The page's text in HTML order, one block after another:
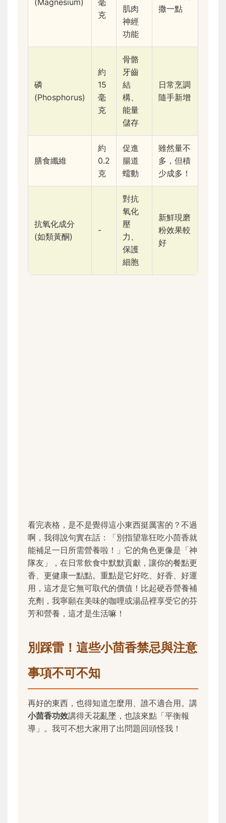
克
肌肉
神經
功能
撒一點
磷
(Phosphorus)
約
15
毫
克
骨骼
牙齒
結
構、
能量
儲存
日常烹調
隨手新增
膳食纖維
約
0.2
克
促進
腸道
蠕動
雖然量不
多，但積
少成多！
抗氧化成分
(如類黃酮)
-
對抗
氧化
壓
力、
保護
細胞
新鮮現磨
粉效果較
好
看完表格，是不是覺得這小東西挺厲害的？不過
啊，我得說句實在話：「別指望靠狂吃小茴香就
能補足一日所需營養啦！」它的角色更像是「神
隊友」，在日常飲食中默默貢獻，讓你的餐點更
香、更健康一點點。重點是它好吃、好香、好運
用，這才是它無可取代的價值！比起硬吞營養補
充劑，我寧願在美味的咖哩或湯品裡享受它的芬
芳和營養，這才是生活嘛！
別踩雷！這些小茴香禁忌與注意
事項不可不知
再好的東西，也得知道怎麼用、誰不適合用。講
小茴香功效講得天花亂墜，也該來點「平衡報
導」。我可不想大家用了出問題回頭怪我！